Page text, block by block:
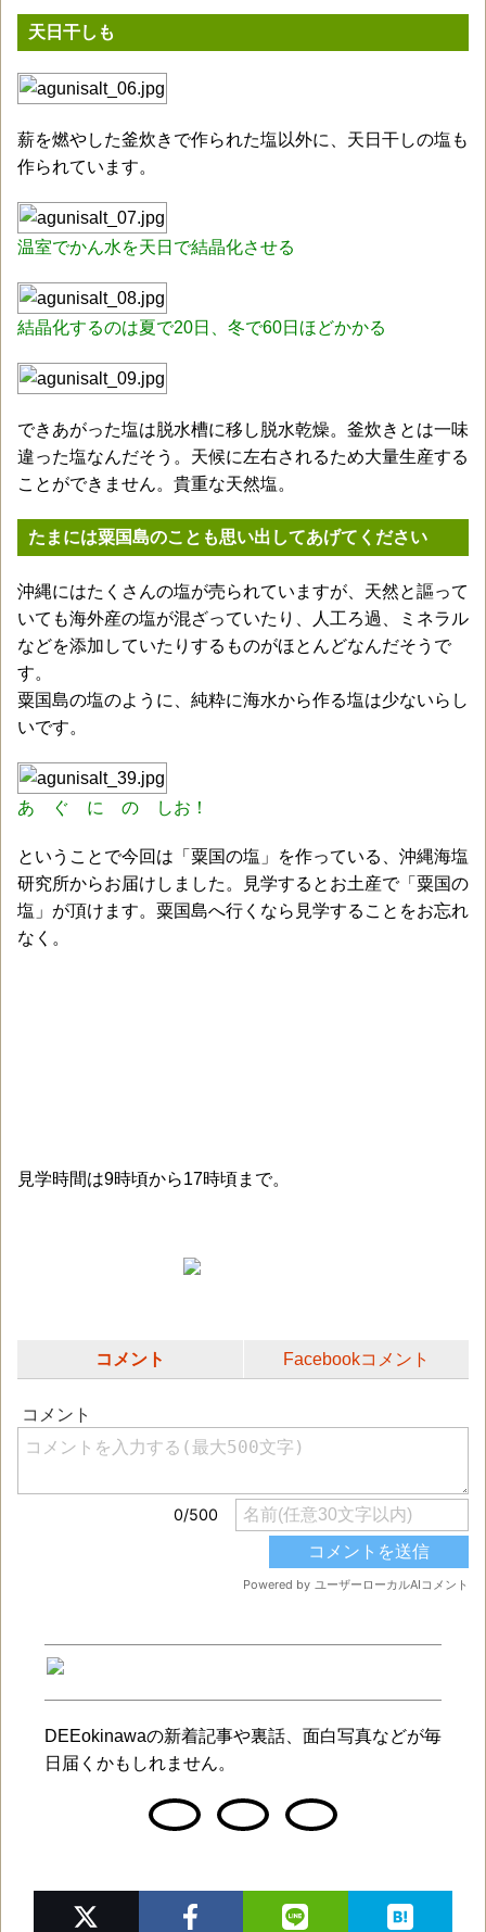
天日干しも
薪を燃やした釜炊きで作られた塩以外に、天日干しの塩も
作られています。
温室でかん水を天日で結晶化させる
結晶化するのは夏で20日、冬で60日ほどかかる
できあがった塩は脱水槽に移し脱水乾燥。釜炊きとは一味
違った塩なんだそう。天候に左右されるため大量生産する
ことができません。貴重な天然塩。
たまには粟国島のことも思い出してあげてください
沖縄にはたくさんの塩が売られていますが、天然と謳って
いても海外産の塩が混ざっていたり、人工ろ過、ミネラル
などを添加していたりするものがほとんどなんだそうで
す。
粟国島の塩のように、純粋に海水から作る塩は少ないらし
いです。
あ ぐ に の しお！
ということで今回は「粟国の塩」を作っている、沖縄海塩
研究所からお届けしました。見学するとお土産で「粟国の
塩」が頂けます。粟国島へ行くなら見学することをお忘れ
なく。
見学時間は9時頃から17時頃まで。
コメント Facebookコメント
DEEokinawaの新着記事や裏話、面白写真などが毎
日届くかもしれません。